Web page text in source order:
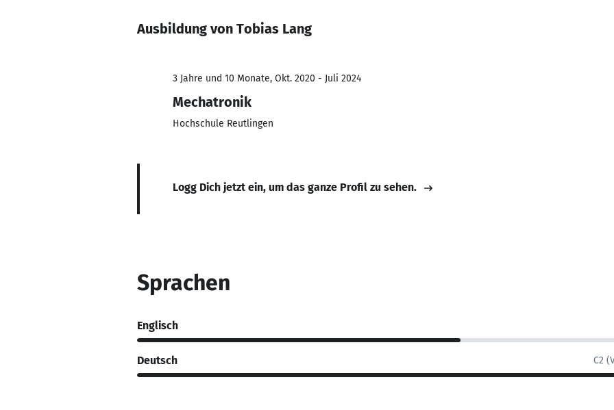
Ausbildung von Tobias Lang
3 Jahre und 10 Monate, Okt. 2020 - Juli 2024
Mechatronik
Hochschule Reutlingen
Logg Dich jetzt ein, um das ganze Profil zu sehen.
Sprachen
Englisch
Deutsch C2